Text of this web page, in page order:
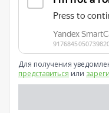
Для получения
представиться или